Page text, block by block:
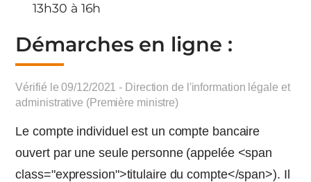
13h30 à 16h
Démarches en ligne :
Vérifié le 09/12/2021 - Direction de l'information légale et
administrative (Première ministre)
Le compte individuel est un compte bancaire
ouvert par une seule personne (appelée <span
class="expression">titulaire du compte</span>). Il